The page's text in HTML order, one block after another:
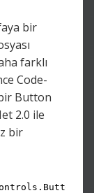
bir
farklı
Code-
Button
2.0 ile
bir